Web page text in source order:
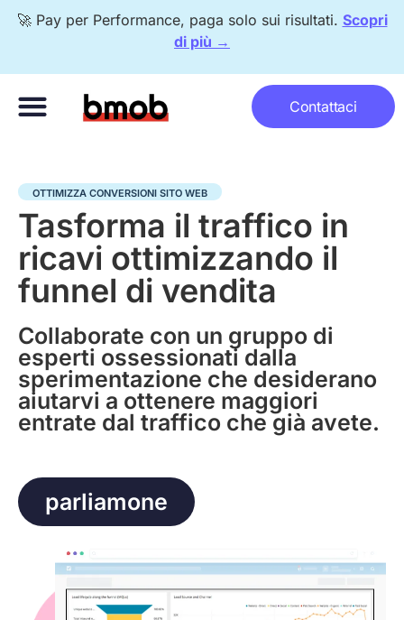
🚀 Pay per Performance, paga solo sui risultati. Scopri
di più →
Contattaci
OTTIMIZZA CONVERSIONI SITO WEB
Tasforma il traffico in
ricavi ottimizzando il
funnel di vendita
Collaborate con un gruppo di
esperti ossessionati dalla
sperimentazione che desiderano
aiutarvi a ottenere maggiori
entrate dal traffico che già avete.
parliamone